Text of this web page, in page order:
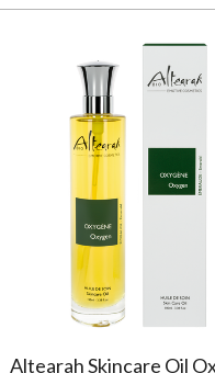
Altearah Skincare Oil